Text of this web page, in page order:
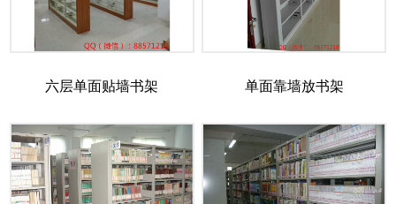
六层单面贴墙书架 单面靠墙放书架